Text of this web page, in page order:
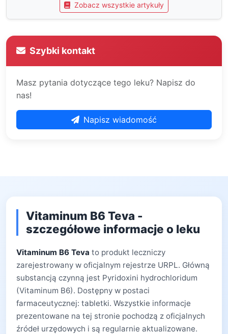
Zobacz wszystkie artykuły
Szybki kontakt
Masz pytania dotyczące tego leku? Napisz do
nas!
Napisz wiadomość
Vitaminum B6 Teva -
szczegółowe informacje o leku
Vitaminum B6 Teva to produkt leczniczy
zarejestrowany w oficjalnym rejestrze URPL. Główną
substancją czynną jest Pyridoxini hydrochloridum
(Vitaminum B6). Dostępny w postaci
farmaceutycznej: tabletki. Wszystkie informacje
prezentowane na tej stronie pochodzą z oficjalnych
źródeł urzędowych i są regularnie aktualizowane.